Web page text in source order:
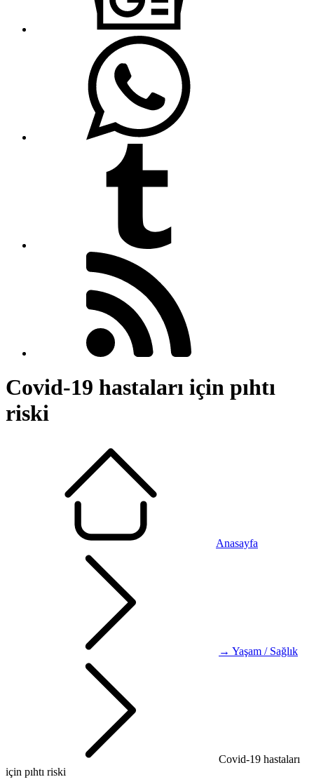
Covid-19 hastaları için pıhtı
riski
Anasayfa
→ Yaşam / Sağlık
Covid-19 hastaları
için pıhtı riski